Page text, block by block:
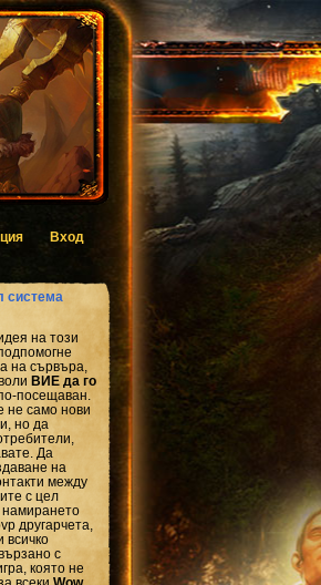
Вход
система
на този
на сървъра,
ВИЕ да го
посещаван.
не само нови
но да
Да
на
между
с цел
другарчета,
всичко
с
която не